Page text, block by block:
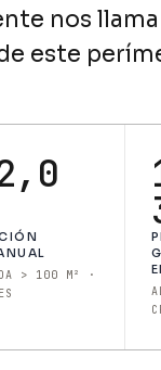
nos llama
este
> 100 M² ·